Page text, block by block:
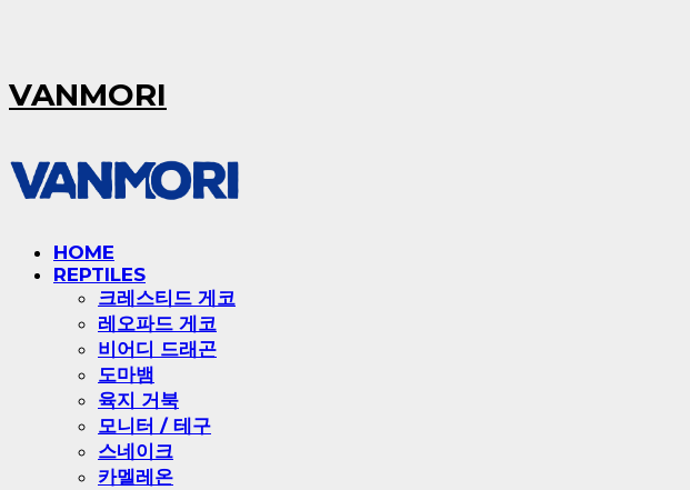
VANMORI
HOME
REPTILES
크레스티드 게코
레오파드 게코
비어디 드래곤
도마뱀
육지 거북
모니터 / 테구
스네이크
카멜레온